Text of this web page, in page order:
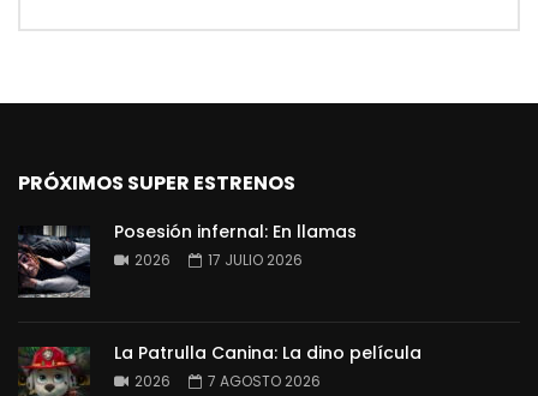
PRÓXIMOS SUPER ESTRENOS
Posesión infernal: En llamas
2026 17 JULIO 2026
La Patrulla Canina: La dino película
2026 7 AGOSTO 2026